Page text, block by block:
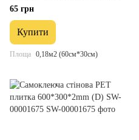
65 грн
Купити
Площа 0,18м2 (60см*30см)